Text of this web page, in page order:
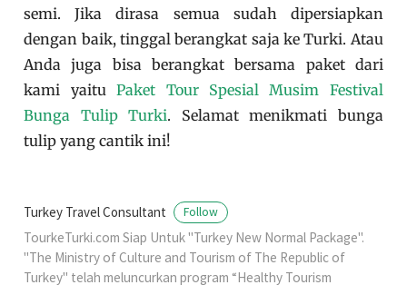
semi. Jika dirasa semua sudah dipersiapkan
dengan baik, tinggal berangkat saja ke Turki. Atau
Anda juga bisa berangkat bersama paket dari
kami yaituPaket Tour Spesial Musim Festival
Bunga Tulip Turki. Selamat menikmati bunga
tulip yang cantik ini!
Turkey Travel Consultant Follow
TourkeTurki.com Siap Untuk "Turkey New Normal Package".
"The Ministry of Culture and Tourism of The Republic of
Turkey" telah meluncurkan program “Healthy Tourism